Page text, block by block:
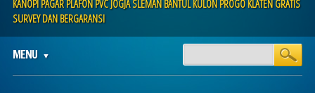
KANOPI PAGAR PLAFON PVC JOGJA SLEMAN BANTUL KULON PROGO KLATEN GRATIS
SURVEY DAN BERGARANSI
Main menu
content
MENU